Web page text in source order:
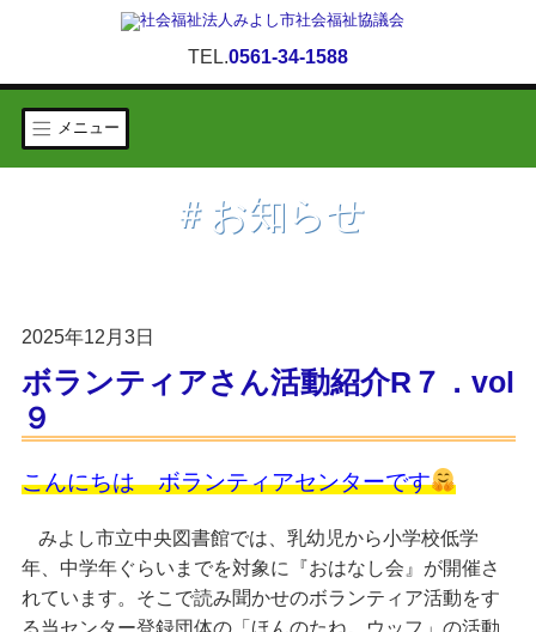
TEL.0561-34-1588
メニュー
＃お知らせ
2025年12月3日
ボランティアさん活動紹介R７．vol
９
こんにちは ボランティアセンターです
みよし市立中央図書館では、乳幼児から小学校低学
年、中学年ぐらいまでを対象に『おはなし会』が開催さ
れています。そこで読み聞かせのボランティア活動をす
る当センター登録団体の「ほんのたね。ウッフ」 の活動